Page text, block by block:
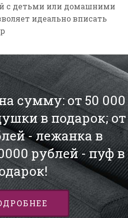
с детьми или домашними
идеально вписать
сумму: от 50 000
в подарок; от
- лежанка в
рублей - пуф в